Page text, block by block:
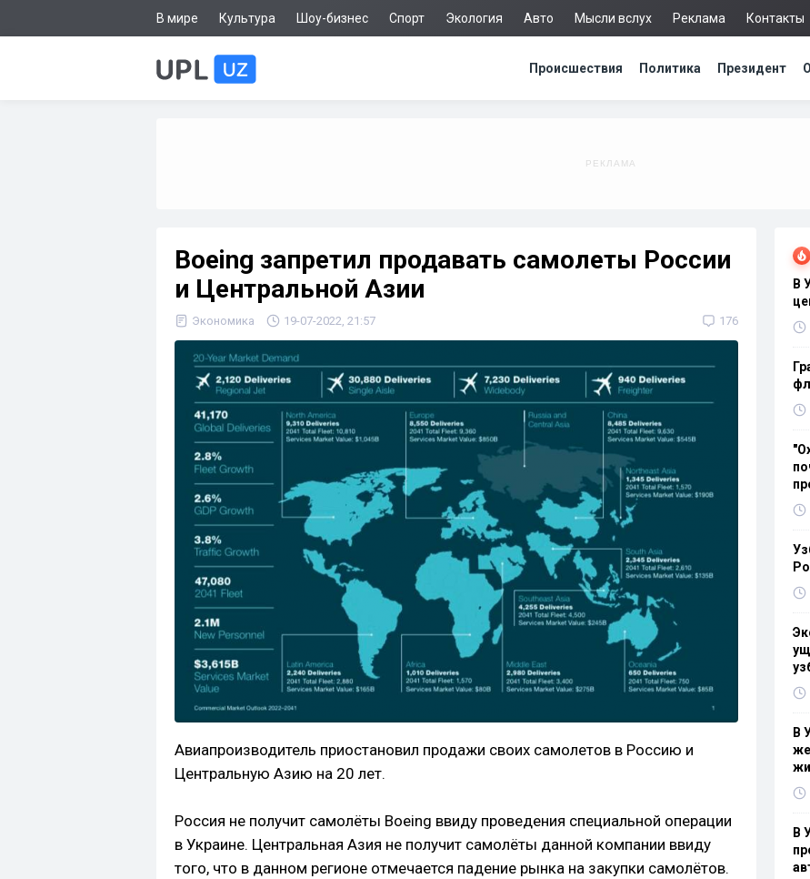
В мире Культура Шоу-бизнес Спорт Экология Авто Мысли вслух Реклама Контакты
Происшествия Политика Президент
Boeing запретил продавать самолеты России
и Центральной Азии
Экономика 19-07-2022, 21:57 176
Авиапроизводитель приостановил продажи своих самолетов в Россию и
Центральную Азию на 20 лет.
Россия не получит самолёты Boeing ввиду проведения специальной операции
в Украине. Центральная Азия не получит самолёты данной компании ввиду
того, что в данном регионе отмечается падение рынка на закупки самолётов.
В
В
В